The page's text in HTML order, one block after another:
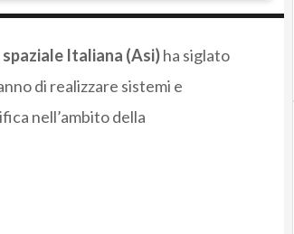
Italiana (Asi)ha siglato
di realizzare sistemi e
nell’ambito della